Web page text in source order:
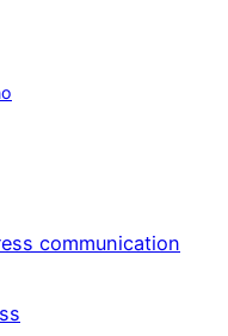
communication